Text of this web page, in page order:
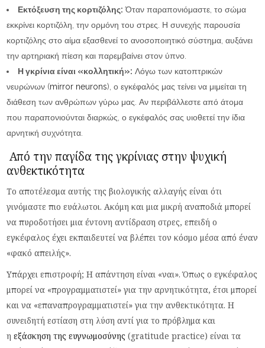
Εκτόξευση της κορτιζόλης: Όταν παραπονιόμαστε, το σώμα
εκκρίνει κορτιζόλη, την ορμόνη του στρες. Η συνεχής παρουσία
κορτιζόλης στο αίμα εξασθενεί το ανοσοποιητικό σύστημα, αυξάνει
την αρτηριακή πίεση και παρεμβαίνει στον ύπνο.
Η γκρίνια είναι «κολλητική»: Λόγω των κατοπτρικών
νευρώνων (mirror neurons), ο εγκέφαλός μας τείνει να μιμείται τη
διάθεση των ανθρώπων γύρω μας. Αν περιβάλλεστε από άτομα
που παραπονιούνται διαρκώς, ο εγκέφαλός σας υιοθετεί την ίδια
αρνητική συχνότητα.
Από την παγίδα της γκρίνιας στην ψυχική
ανθεκτικότητα
Το αποτέλεσμα αυτής της βιολογικής αλλαγής είναι ότι
γινόμαστε πιο ευάλωτοι. Ακόμη και μια μικρή αναποδιά μπορεί
να πυροδοτήσει μια έντονη αντίδραση στρες, επειδή ο
εγκέφαλος έχει εκπαιδευτεί να βλέπει τον κόσμο μέσα από έναν
«φακό απειλής».
Υπάρχει επιστροφή; Η απάντηση είναι «ναι». Όπως ο εγκέφαλος
μπορεί να «προγραμματιστεί» για την αρνητικότητα, έτσι μπορεί
και να «επαναπρογραμματιστεί» για την ανθεκτικότητα. Η
συνειδητή εστίαση στη λύση αντί για το πρόβλημα και
ηεξάσκηση της ευγνωμοσύνης (gratitude practice) είναι τα